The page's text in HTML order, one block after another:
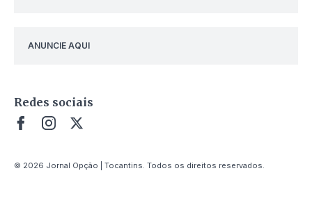
ANUNCIE AQUI
Redes sociais
© 2026 Jornal Opção | Tocantins. Todos os direitos reservados.